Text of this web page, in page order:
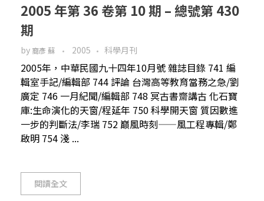
2005 年第 36 卷第 10 期 – 總號第 430
期
by 裔彥 蘇 2005 科學月刊
2005年，中華民國九十四年10月號 雜誌目錄 741 編
輯室手記/編輯部 744 評論 台灣高等教育當務之急/劉
廣定 746 一月紀聞/編輯部 748 冥古書齋講古 化石寶
庫:生命演化的天窗/程延年 750 科學開天窗 質因數進
一步的判斷法/李瑞 752 巔風時刻——風工程專輯/鄭
啟明 754 淺 ...
閱讀全文